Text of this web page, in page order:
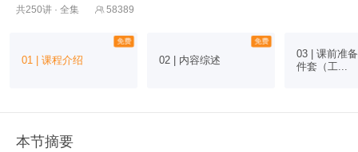
共250讲 · 全集  58389
免费
01 | 课程介绍
免费
02 | 内容综述
03 | 课前准
件套（工...
本节摘要